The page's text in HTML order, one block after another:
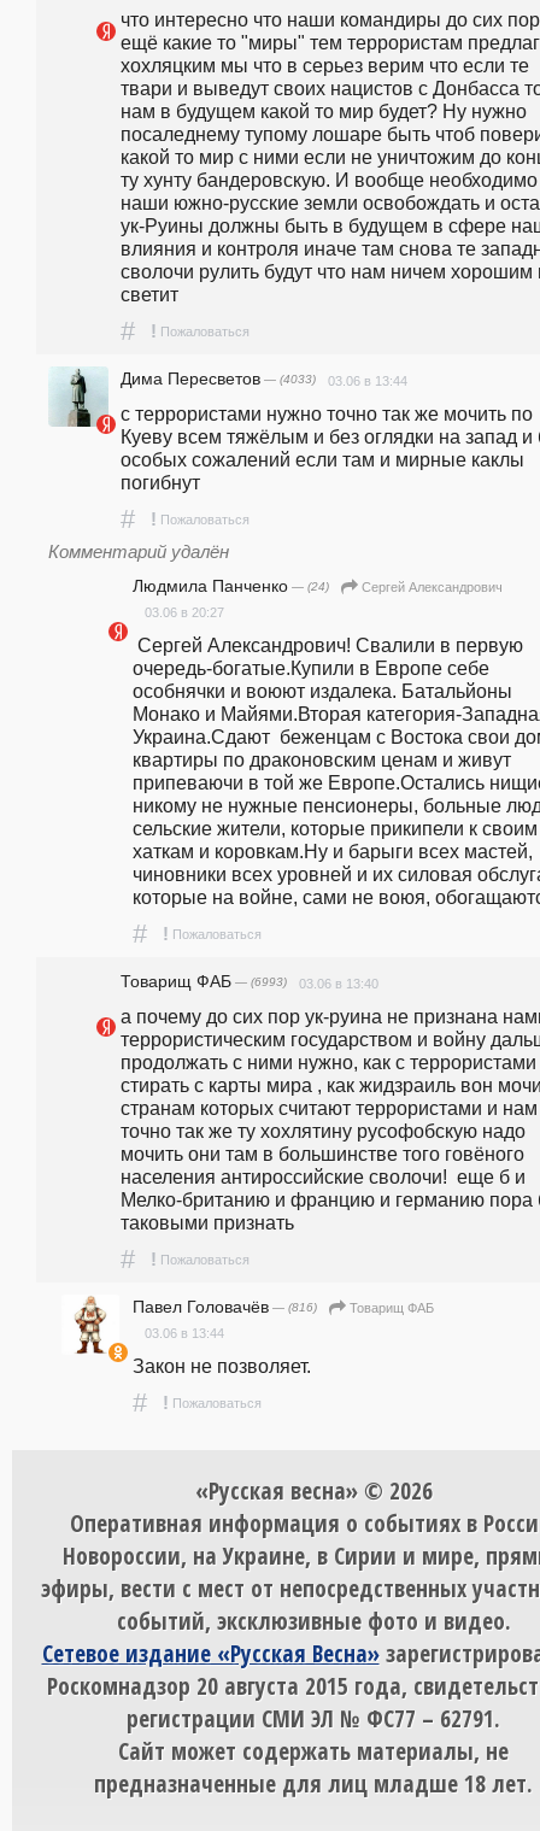
что интересно что наши командиры до сих пор
ещё какие то "миры" тем террористам
хохляцким мы что в серьез верим что если те
твари и выведут своих нацистов с Донбасса
нам в будущем какой то мир будет? Ну нужно
посаледнему тупому лошаре быть чтоб
какой то мир с ними если не уничтожим до
ту хунту бандеровскую. И вообще
наши южно-русские земли освобождать и
ук-Руины должны быть в будущем в сфере
влияния и контроля иначе там снова те
сволочи рулить будут что нам ничем хорошим
светит
# ! Пожаловаться
Дима Пересветов — (4033) 03.06 в 13:44
с террористами нужно точно так же мочить по
Куеву всем тяжёлым и без оглядки на запад и
особых сожалений если там и мирные каклы
погибнут
# ! Пожаловаться
Комментарий удалён
Людмила Панченко — (24)
Сергей Александрович
03.06 в 20:27
очередь-богатые.Купили в Европе себе
особнячки и воюют издалека. Батальйоны
Монако и Майями.Вторая категория-
Украина.Сдают  беженцам с Востока свои
квартиры по драконовским ценам и живут
припеваючи в той же Европе.Остались
никому не нужные пенсионеры, больные
сельские жители, которые прикипели к своим
хаткам и коровкам.Ну и барыги всех мастей,
чиновники всех уровней и их силовая
которые на войне, сами не воюя,
# ! Пожаловаться
Товарищ ФАБ — (6993) 03.06 в 13:40
а почему до сих пор ук-руина не признана
террористическим государством и войну
продолжать с ними нужно, как с террористами
стирать с карты мира , как жидзраиль вон
странам которых считают террористами и нам
точно так же ту хохлятину русофобскую надо
мочить они там в большинстве того говёного
населения антироссийские сволочи!  еще б и
Мелко-британию и францию и германию пора
таковыми признать
# ! Пожаловаться
Павел Головачёв — (816)
Товарищ ФАБ
03.06 в 13:44
Закон не позволяет.
# ! Пожаловаться
«Русская весна» © 2026
Оперативная информация о событиях в
Новороссии, на Украине, в Сирии и мире,
эфиры, вести с мест от непосредственных
событий, эксклюзивные фото и видео.
Сетевое издание «Русская Весна»
Роскомнадзор 20 августа 2015 года,
регистрации СМИ ЭЛ № ФС77 – 62791.
Сайт может содержать материалы, не
предназначенные для лиц младше 18 лет.